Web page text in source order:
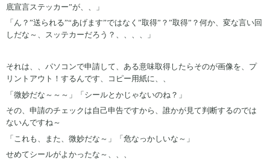
底宣言ステッカー”が、、」
「ん？”送られる”“あげます”ではなく”取得”？”取得”？何か、変な言い回
しだな～、スッテカーだろう？、、、、」
それは、、パソコンで申請して、ある意味取得したらそのが画像を、プ
リントアウト！するんです、コピー用紙に、、
「微妙だな～～～」「シールとかじゃないのね？」
その、申請のチェックは自己申告ですから、誰かが見て判断するのでは
ないんですね～
「これも、また、微妙だな～」「危なっかしいな～」
せめてシールがよかったな～、、、